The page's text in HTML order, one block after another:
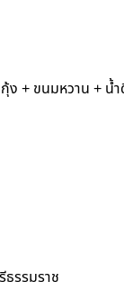
ง + ขนมหวาน + น้
ธรรมราช